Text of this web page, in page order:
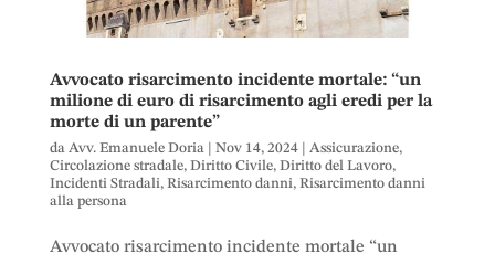
Avvocato risarcimento incidente mortale: “un
milione di euro di risarcimento agli eredi per la
morte di un parente”
da Avv. Emanuele Doria| Nov 14, 2024| Assicurazione,
Circolazione stradale, Diritto Civile, Diritto del Lavoro,
Incidenti Stradali, Risarcimento danni, Risarcimento danni
alla persona
Avvocato risarcimento incidente mortale “un